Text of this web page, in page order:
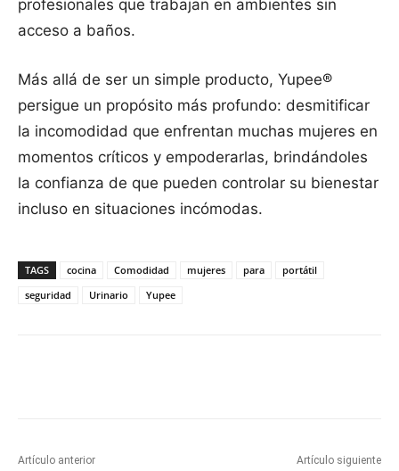
profesionales que trabajan en ambientes sin
acceso a baños.
Más allá de ser un simple producto, Yupee®
persigue un propósito más profundo: desmitificar
la incomodidad que enfrentan muchas mujeres en
momentos críticos y empoderarlas, brindándoles
la confianza de que pueden controlar su bienestar
incluso en situaciones incómodas.
TAGS cocina Comodidad mujeres para
portátil
seguridad
Urinario Yupee
Artículo anterior Artículo siguiente